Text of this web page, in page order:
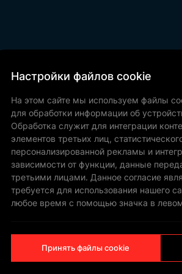
Наши
Наши
Настройки файлов cookie
На этом сайте мы используем файлы
для обработки информации об
Обработка служит для интеграции
элементов третьих лиц,
персонализированной рекламы и
зависимости от функции, данные
третьими лицами. Данное согласие
требуется для использования нашего
любое время с помощью значка в
Принять файлы cookie